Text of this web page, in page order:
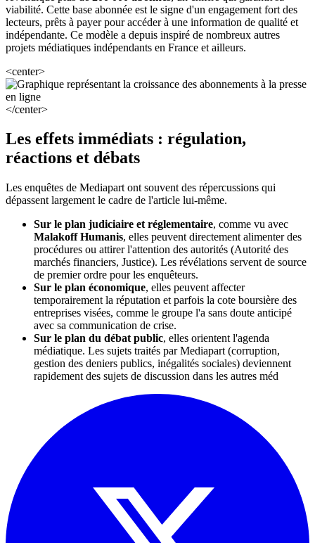
viabilité. Cette base abonnée est le signe d'un engagement fort des
lecteurs, prêts à payer pour accéder à une information de qualité et
indépendante. Ce modèle a depuis inspiré de nombreux autres
projets médiatiques indépendants en France et ailleurs.
<center>
</center>
Les effets immédiats : régulation,
réactions et débats
Les enquêtes de Mediapart ont souvent des répercussions qui
dépassent largement le cadre de l'article lui-même.
Sur le plan judiciaire et réglementaire, comme vu avec
Malakoff Humanis, elles peuvent directement alimenter des
procédures ou attirer l'attention des autorités (Autorité des
marchés financiers, Justice). Les révélations servent de source
de premier ordre pour les enquêteurs.
Sur le plan économique, elles peuvent affecter
temporairement la réputation et parfois la cote boursière des
entreprises visées, comme le groupe l'a sans doute anticipé
avec sa communication de crise.
Sur le plan du débat public, elles orientent l'agenda
médiatique. Les sujets traités par Mediapart (corruption,
gestion des deniers publics, inégalités sociales) deviennent
rapidement des sujets de discussion dans les autres méd